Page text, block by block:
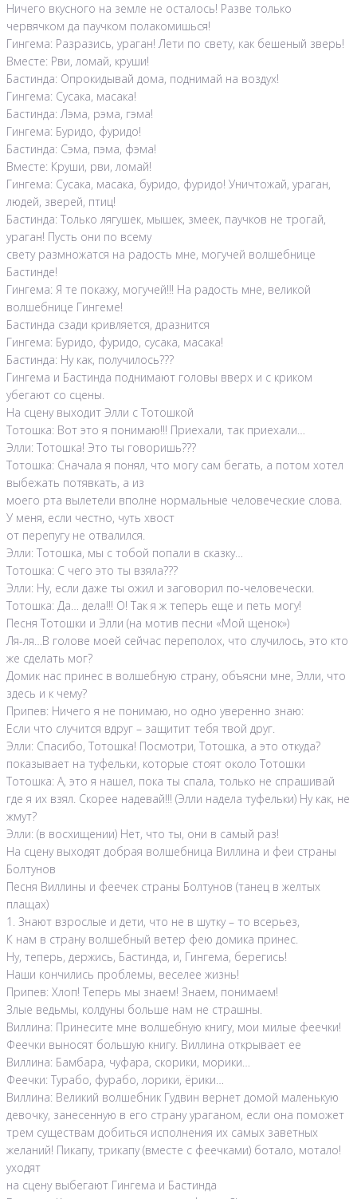
Ничего вкусного на земле не осталось! Разве только
червячком да паучком полакомишься!
Гингема: Разразись, ураган! Лети по свету, как бешеный зверь!
Вместе: Рви, ломай, круши!
Бастинда: Опрокидывай дома, поднимай на воздух!
Гингема: Сусака, масака!
Бастинда: Лэма, рэма, гэма!
Гингема: Буридо, фуридо!
Бастинда: Сэма, пэма, фэма!
Вместе: Круши, рви, ломай!
Гингема: Сусака, масака, буридо, фуридо! Уничтожай, ураган,
людей, зверей, птиц!
Бастинда: Только лягушек, мышек, змеек, паучков не трогай,
ураган! Пусть они по всему
свету размножатся на радость мне, могучей волшебнице
Бастинде!
Гингема: Я те покажу, могучей!!! На радость мне, великой
волшебнице Гингеме!
Бастинда сзади кривляется, дразнится
Гингема: Буридо, фуридо, сусака, масака!
Бастинда: Ну как, получилось???
Гингема и Бастинда поднимают головы вверх и с криком
убегают со сцены.
На сцену выходит Элли с Тотошкой
Тотошка: Вот это я понимаю!!! Приехали, так приехали…
Элли: Тотошка! Это ты говоришь???
Тотошка: Сначала я понял, что могу сам бегать, а потом хотел
выбежать потявкать, а из
моего рта вылетели вполне нормальные человеческие слова.
У меня, если честно, чуть хвост
от перепугу не отвалился.
Элли: Тотошка, мы с тобой попали в сказку…
Тотошка: С чего это ты взяла???
Элли: Ну, если даже ты ожил и заговорил по-человечески.
Тотошка: Да… дела!!! О! Так я ж теперь еще и петь могу!
Песня Тотошки и Элли (на мотив песни «Мой щенок»)
Ля-ля…В голове моей сейчас переполох, что случилось, это кто
же сделать мог?
Домик нас принес в волшебную страну, объясни мне, Элли, что
здесь и к чему?
Припев: Ничего я не понимаю, но одно уверенно знаю:
Если что случится вдруг – защитит тебя твой друг.
Элли: Спасибо, Тотошка! Посмотри, Тотошка, а это откуда?
показывает на туфельки, которые стоят около Тотошки
Тотошка: А, это я нашел, пока ты спала, только не спрашивай
где я их взял. Скорее надевай!!! (Элли надела туфельки) Ну как, не
жмут?
Элли: (в восхищении) Нет, что ты, они в самый раз!
На сцену выходят добрая волшебница Виллина и феи страны
Болтунов
Песня Виллины и феечек страны Болтунов (танец в желтых
плащах)
1. Знают взрослые и дети, что не в шутку – то всерьез,
К нам в страну волшебный ветер фею домика принес.
Ну, теперь, держись, Бастинда, и, Гингема, берегись!
Наши кончились проблемы, веселее жизнь!
Припев: Хлоп! Теперь мы знаем! Знаем, понимаем!
Злые ведьмы, колдуны больше нам не страшны.
Виллина: Принесите мне волшебную книгу, мои милые феечки!
Феечки выносят большую книгу. Виллина открывает ее
Виллина: Бамбара, чуфара, скорики, морики…
Феечки: Турабо, фурабо, лорики, ёрики…
Виллина: Великий волшебник Гудвин вернет домой маленькую
девочку, занесенную в его страну ураганом, если она поможет
трем существам добиться исполнения их самых заветных
желаний! Пикапу, трикапу (вместе с феечками) ботало, мотало!
уходят
на сцену выбегают Гингема и Бастинда